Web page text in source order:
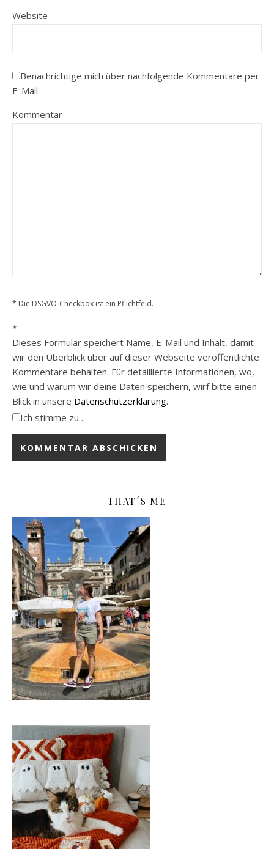
Website
Benachrichtige mich über nachfolgende Kommentare per
E-Mail.
Kommentar
* Die DSGVO-Checkbox ist ein Pflichtfeld.
*
Dieses Formular speichert Name, E-Mail und Inhalt, damit
wir den Überblick über auf dieser Webseite veröffentlichte
Kommentare behalten. Für detaillierte Informationen, wo,
wie und warum wir deine Daten speichern, wirf bitte einen
Blick in unsere Datenschutzerklärung.
Ich stimme zu .
THAT´S ME